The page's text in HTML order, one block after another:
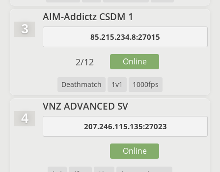
3
AIM-Addictz CSDM 1
85.215.234.8:27015
Deathmatch 1v1 1000fps
2/12 Online
4
VNZ ADVANCED SV
207.246.115.135:27023
Online